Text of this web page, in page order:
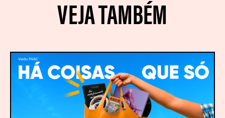
VEJA TAMBÉM